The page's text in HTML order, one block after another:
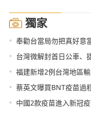
獨家
• 奉勸台當局勿把真好意
• 台灣微解封首日公車、
• 福建新增2例台灣地區
• 蔡英文曝買BNT疫苗過程
• 中國2款疫苗進入新冠